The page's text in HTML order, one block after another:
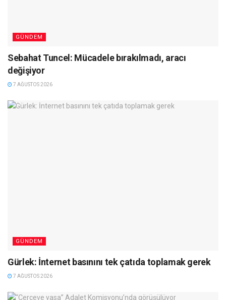
GÜNDEM
Sebahat Tuncel: Mücadele bırakılmadı, aracı
değişiyor
7 AĞUSTOS 2026
GÜNDEM
Gürlek: İnternet basınını tek çatıda toplamak gerek
7 AĞUSTOS 2026